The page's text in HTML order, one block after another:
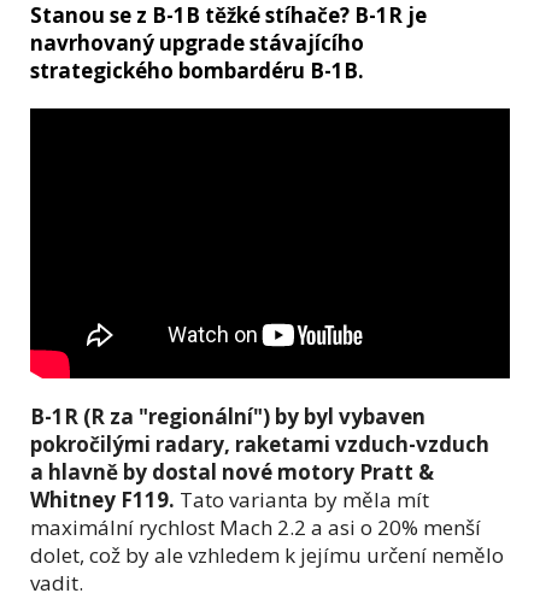
Stanou se z B-1B těžké stíhače? B-1R je
navrhovaný upgrade stávajícího
strategického bombardéru B-1B.
B-1R (R za "regionální") by byl vybaven
pokročilými radary, raketami vzduch-vzduch
a hlavně by dostal nové motory Pratt &
Whitney F119. Tato varianta by měla mít
maximální rychlost Mach 2.2 a asi o 20% menší
dolet, což by ale vzhledem k jejímu určení nemělo
vadit.